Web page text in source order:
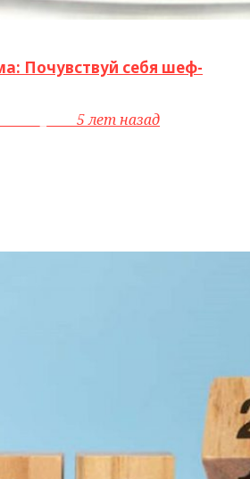
Почувствуй себя шеф-
5 лет назад